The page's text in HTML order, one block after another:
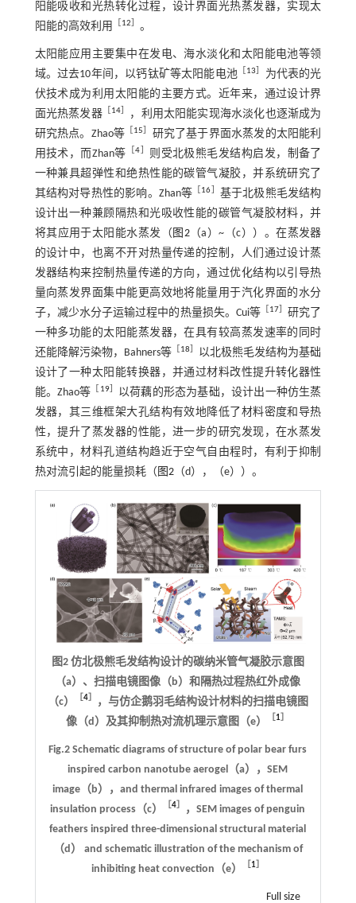
阳能吸收和光热转化过程，设计界面光热蒸发器，实现太
阳能的高效利用
12 。
太阳能应用主要集中在发电、海水淡化和太阳能电池等领
域。过去10年间，以钙钛矿等太阳能电池
13
为代表的光
伏技术成为利用太阳能的主要方式。近年来，通过设计界
面光热蒸发器［ 14］
，利用太阳能实现海水淡化也逐渐成为
研究热点。Zhao等
15
研究了基于界面水蒸发的太阳能利
用技术，而Zhan等 ［4
则受北极熊毛发结构启发，制备了
一种兼具超弹性和绝热性能的碳管气凝胶，并系统研究了
其结构对导热性的影响。Zhan等
16
基于北极熊毛发结构
设计出一种兼顾隔热和光吸收性能的碳管气凝胶材料，并
将其应用于太阳能水蒸发（ 图2（a）~（c））。在蒸发器
的设计中，也离不开对热量传递的控制，人们通过设计蒸
发器结构来控制热量传递的方向，通过优化结构以引导热
量向蒸发界面集中能更高效地将能量用于汽化界面的水分
子，减少水分子运输过程中的热量损失。Cui等
17 ］研究了
一种多功能的太阳能蒸发器，在具有较高蒸发速率的同时
还能降解污染物，Bahners等［ 18
以北极熊毛发结构为基础
设计了一种太阳能转换器，并通过材料改性提升转化器性
能。Zhao等
19］ 以荷藕的形态为基础，设计出一种仿生蒸
发器，其三维框架大孔结构有效地降低了材料密度和导热
性，提升了蒸发器的性能，进一步的研究发现，在水蒸发
系统中，材料孔道结构趋近于空气自由程时，有利于抑制
热对流引起的能量损耗（ 图2（d），（e））。
图2 仿北极熊毛发结构设计的碳纳米管气凝胶示意图
（a）、扫描电镜图像（b）和隔热过程热红外成像
（c）
［4］
，与仿企鹅羽毛结构设计材料的扫描电镜图
像（d）及其抑制热对流机理示意图（e）
［1］
Fig.2 Schematic diagrams of structure of polar bear furs
inspired carbon nanotube aerogel（a），SEM
image（b），and thermal infrared images of thermal
insulation process（c）
［4］
，SEM images of penguin
feathers inspired three-dimensional structural material
（d） and schematic illustration of the mechanism of
inhibiting heat convection（e）
［1］
Full size